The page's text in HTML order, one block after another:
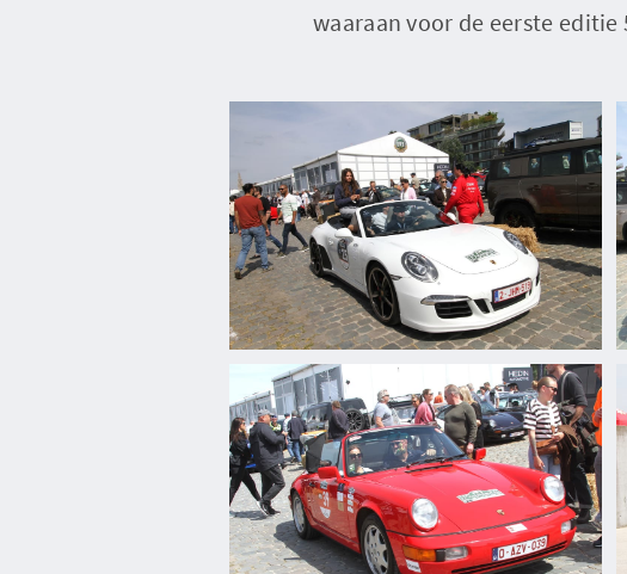
waaraan voor de eerste